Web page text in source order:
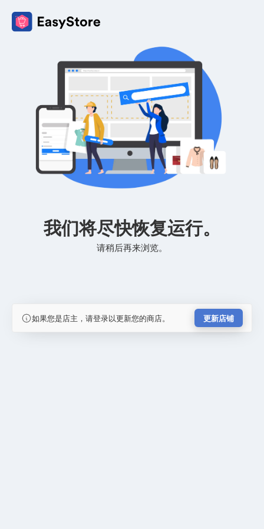
我们将尽快恢复运行。
请稍后再来浏览。
如果您是店主，请登录以更新您的商店。 更新店铺